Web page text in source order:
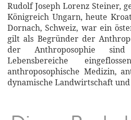
Rudolf Joseph Lorenz Steiner,
Königreich Ungarn, heute
Dornach, Schweiz, war ein
gilt als Begründer der
der Anthroposophie sind
Lebensbereiche
anthroposophische Medizin,
dynamische Landwirtschaft